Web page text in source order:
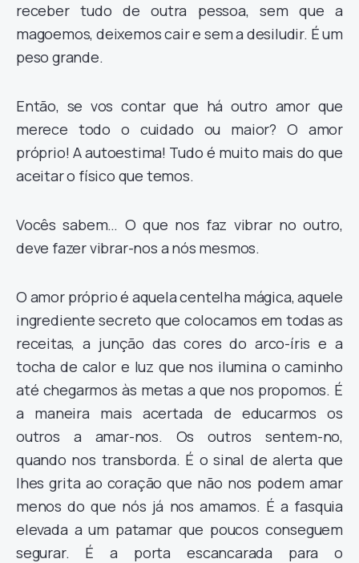
receber tudo de outra pessoa, sem que a
magoemos, deixemos cair e sem a desiludir. É um
peso grande.
Então, se vos contar que há outro amor que
merece todo o cuidado ou maior? O amor
próprio! A autoestima! Tudo é muito mais do que
aceitar o físico que temos.
Vocês sabem… O que nos faz vibrar no outro,
deve fazer vibrar-nos a nós mesmos.
O amor próprio é aquela centelha mágica, aquele
ingrediente secreto que colocamos em todas as
receitas, a junção das cores do arco-íris e a
tocha de calor e luz que nos ilumina o caminho
até chegarmos às metas a que nos propomos. É
a maneira mais acertada de educarmos os
outros a amar-nos. Os outros sentem-no,
quando nos transborda. É o sinal de alerta que
lhes grita ao coração que não nos podem amar
menos do que nós já nos amamos. É a fasquia
elevada a um patamar que poucos conseguem
segurar. É a porta escancarada para o